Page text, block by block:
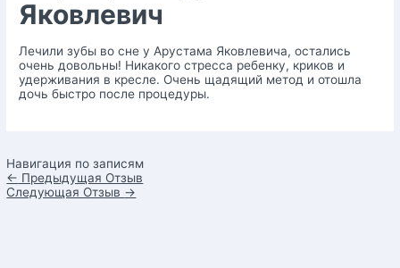
Яковлевич
Лечили зубы во сне у Арустама Яковлевича, остались
очень довольны! Никакого стресса ребенку, криков и
удерживания в кресле. Очень щадящий метод и отошла
дочь быстро после процедуры.
Навигация по записям
← Предыдущая Отзыв
Следующая Отзыв →